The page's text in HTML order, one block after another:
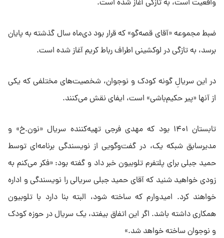
واقعیت است، به تازگی آغاز شده است.
ضبط مجموعه «آقای قصه‌گو» که قرار بود دی‌ماه سال گذشته به پایان
برسد، به تازگی در لوکشینی اطراف رباط کریم آغاز شده است.
در این سریالِ گونه کودک و نوجوان، شخصیت‌های مختلفی که یکی
از آنها «پیر حکیم‌باشی» است، ایفای نقش می‌کنند.
تابستان ۱۴۰۱ بود که مهدی فرجی تهیه‌کننده سریال «نون.خ» و
مدیرسابق شبکه یک، در گفت‌وگویی از نویسندگی برنامه‌ای توسط
حمید جبلی برای پلتفرم تلوبیون خبر داد و گفته بود: «فکر می‌کنم به
زودی خواهید شنید که آقای حمید جبلی سریالی را نویسندگی و اداره
خواهند کرد. امیدوارم که ساخته شود، البته بنا دارد با تلوبیون
همکاری داشته باشد. اگر این اتفاق بیفتد، یک سریال در حوزه کودک
و نوجوان ساخته خواهد شد.»